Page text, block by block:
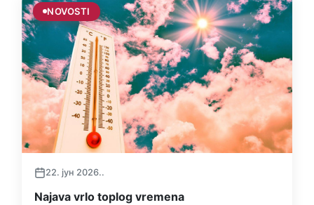
NOVOSTI
22. јун 2026..
Najava vrlo toplog vremena